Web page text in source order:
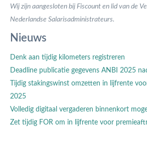
Wij zijn aangesloten bij Fiscount en lid van de
Nederlandse Salarisadministrateurs.
Nieuws
Denk aan tijdig kilometers registreren
Deadline publicatie gegevens ANBI 2025
Tijdig stakingswinst omzetten in lijfrente
2025
Volledig digitaal vergaderen binnenkort
Zet tijdig FOR om in lijfrente voor